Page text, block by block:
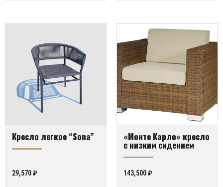
Кресло легкое “Sona”
29,570₽
«Монте Карло» кресло
с низким сидением
143,500₽